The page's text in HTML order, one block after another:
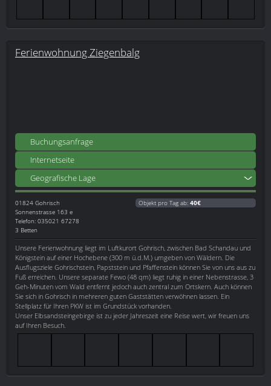
Ferienwohnung Ziegenbalg
Buchungsanfrage
Internetseite
Geografische Lage
01824 Gohrisch
Sonnenstrasse 163 e
Telefon: 035021 67278
3 Betten
Objekt pro Tag ab: 40€
Unsere Ferienwohnung liegt im Luftkurort Gohrisch, zwischen Bad Schandau und
Königstein auf einer Hochebene (300 m ü.d.M.) umgeben von Wäldern. Die
Ausflugsziele Gohrischstein, Papststein und Pfaffenstein können Sie von uns aus zu
Fuß erreichen. Unsere separate Fewo (48 qm) liegt ruhig in einer Nebenstrasse, 3
Geh-Minuten vom Wald entfernt jedoch auch zentral zum Ortskern. Auch können
Sie sich in Gohrisch in mehreren guten Gaststätten verwöhnen lassen. Ein
Stellplatz für Ihren PKW ist im Grundstück vorhanden.
Unser Elbsandsteingebirge ist zu jeder Jahreszeit eine Reise wert, wir freuen uns
auf Ihren Besuch.